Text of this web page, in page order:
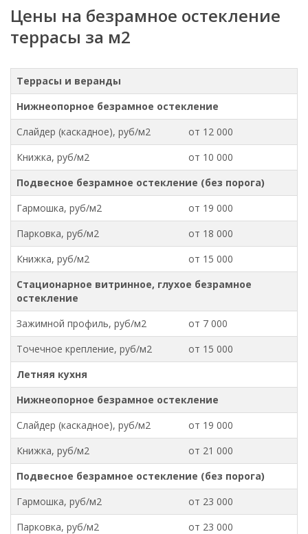
Цены на безрамное остекление
террасы за м2
Террасы и веранды
Нижнеопорное безрамное остекление
Слайдер (каскадное), руб/м2
от 12 000
Книжка, руб/м2
от 10 000
Подвесное безрамное остекление (без порога)
Гармошка, руб/м2
от 19 000
Парковка, руб/м2
от 18 000
Книжка, руб/м2
от 15 000
Стационарное витринное, глухое безрамное
остекление
Зажимной профиль, руб/м2
от 7 000
Точечное крепление, руб/м2
от 15 000
Летняя кухня
Нижнеопорное безрамное остекление
Слайдер (каскадное), руб/м2
от 19 000
Книжка, руб/м2
от 21 000
Подвесное безрамное остекление (без порога)
Гармошка, руб/м2
от 23 000
Парковка, руб/м2
от 23 000